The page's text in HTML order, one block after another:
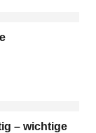
– wichtige